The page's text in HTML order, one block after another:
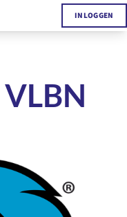
INLOGGEN